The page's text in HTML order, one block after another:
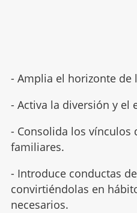
- Amplia el horizonte de
- Activa la diversión y el
- Consolida los vínculos
familiares.
- Introduce conductas
convirtiéndolas en
necesarios.